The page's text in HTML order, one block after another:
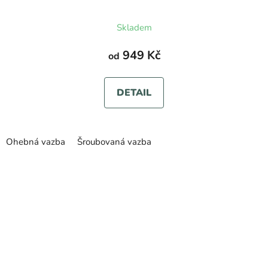
hodnocení
produktu
je
5,0
z
5
Skladem
od 949 Kč
DETAIL
Ohebná vazba Šroubovaná vazba